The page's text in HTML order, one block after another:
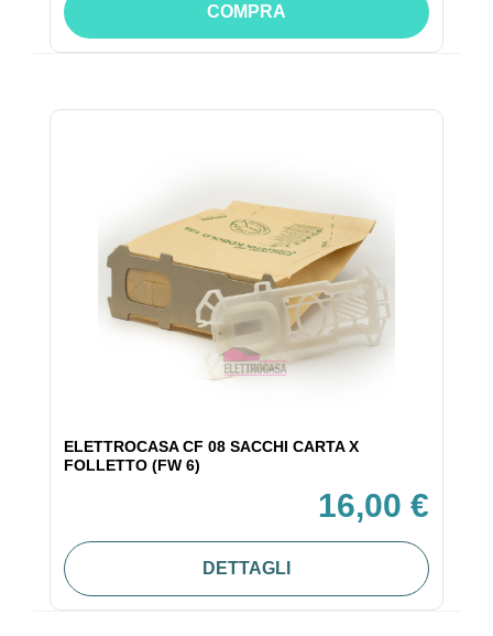
COMPRA
ELETTROCASA CF 08 SACCHI CARTA X
FOLLETTO (FW 6)
16,00 €
DETTAGLI